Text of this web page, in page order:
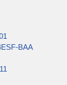
BAA